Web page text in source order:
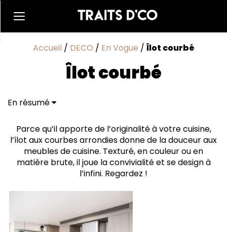
Accueil / DECO / En Vogue / Îlot courbé
Îlot courbé
En résumé
Parce qu’il apporte de l’originalité à votre cuisine,
l’îlot aux courbes arrondies donne de la douceur aux
meubles de cuisine. Texturé, en couleur ou en
matière brute, il joue la convivialité et se design à
l’infini. Regardez !